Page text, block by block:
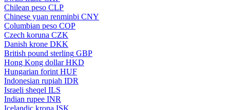
Chilean peso CLP
Chinese yuan renminbi CNY
Columbian peso COP
Czech koruna CZK
Danish krone DKK
British pound sterling GBP
Hong Kong dollar HKD
Hungarian forint HUF
Indonesian rupiah IDR
Israeli sheqel ILS
Indian rupee INR